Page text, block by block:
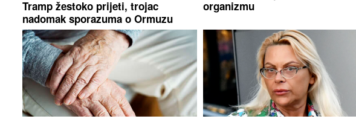
Tramp žestoko prijeti, trojac
nadomak sporazuma o Ormuzu
organizmu